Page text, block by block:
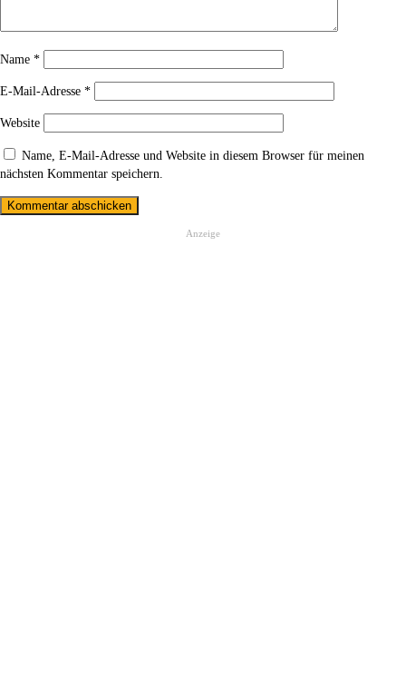
Name *
E-Mail-Adresse *
Website
Name, E-Mail-Adresse und Website in diesem Browser für meinen
nächsten Kommentar speichern.
Anzeige